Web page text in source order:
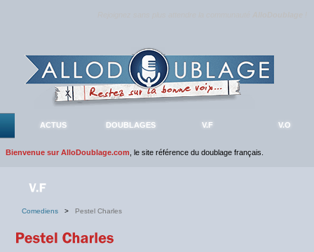
ACTUS DOUBLAGES V.F V.O
Bienvenue sur AlloDoublage.com , le site référence du doublage français.
Comediens > Pestel Charles